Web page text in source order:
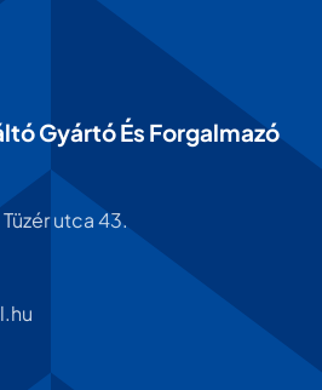
Gyártó És Forgalmazó
utca 43.